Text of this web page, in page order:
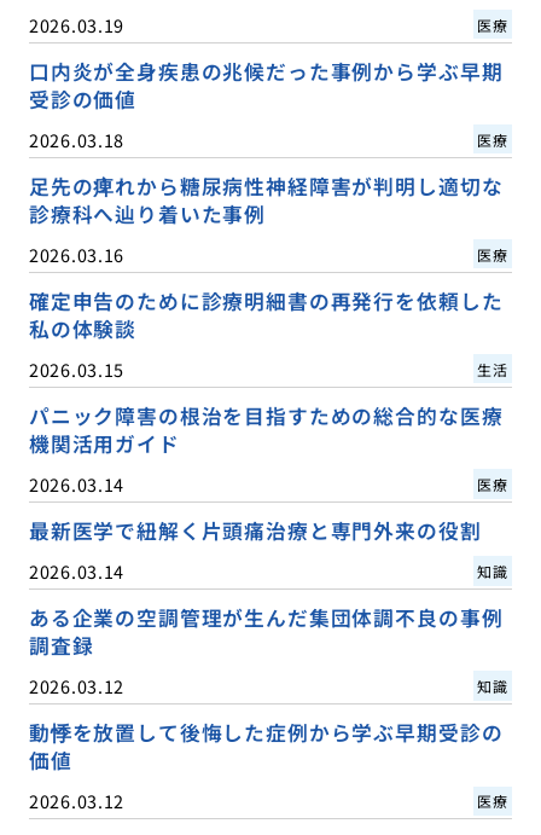
2026.03.19 医療
口内炎が全身疾患の兆候だった事例から学ぶ早期
受診の価値
2026.03.18 医療
足先の痺れから糖尿病性神経障害が判明し適切な
診療科へ辿り着いた事例
2026.03.16 医療
確定申告のために診療明細書の再発行を依頼した
私の体験談
2026.03.15 生活
パニック障害の根治を目指すための総合的な医療
機関活用ガイド
2026.03.14 医療
最新医学で紐解く片頭痛治療と専門外来の役割
2026.03.14 知識
ある企業の空調管理が生んだ集団体調不良の事例
調査録
2026.03.12 知識
動悸を放置して後悔した症例から学ぶ早期受診の
価値
2026.03.12 医療